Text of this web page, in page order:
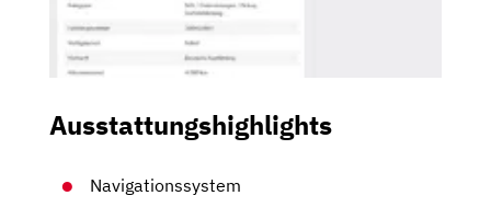
Ausstattungshighlights
Navigationssystem